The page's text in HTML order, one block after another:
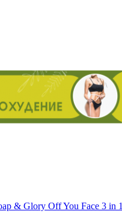
& Glory Off You Face 3 in 1